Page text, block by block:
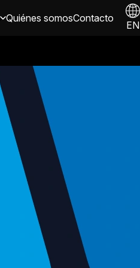
Quiénes somosContacto
EN